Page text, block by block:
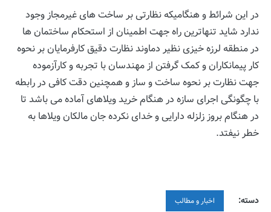
در این شرائط و هنگامیکه نظارتی بر ساخت های غیرمجاز وجود
ندارد شاید تنهاترین راه جهت اطمینان از استحکام ساختمان ها
در منطقه لرزه خیزی نظیر دماوند نظارت دقیق کارفرمایان بر نحوه
کار پیمانکاران و کمک گرفتن از مهندسان با تجربه و کارآزموده
جهت نظارت بر نحوه ساخت و ساز و همچنین دقت کافی در رابطه
با چگونگی اجرای سازه در هنگام خرید ویلاهای آماده می باشد تا
در هنگام بروز زلزله دارایی و خدای نکرده جان مالکان ویلاها به
خطر نیفتد.
دسته: اخبار و مطالب